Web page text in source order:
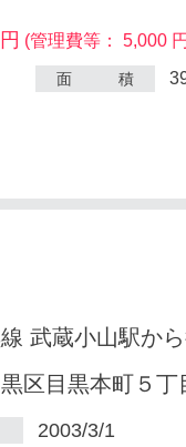
(管理費等： 5,000
面 積
武蔵小山駅か
区目黒本町５丁
2003/3/1